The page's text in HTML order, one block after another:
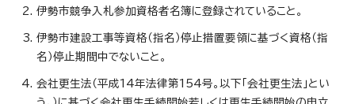
伊勢市競争入札参加資格者名簿に登録されていること。
伊勢市建設工事等資格（指名）停止措置要領に基づく資格（指
名）停止期間中でないこと。
会社更生法（平成14年法律第154号。以下「会社更生法」とい